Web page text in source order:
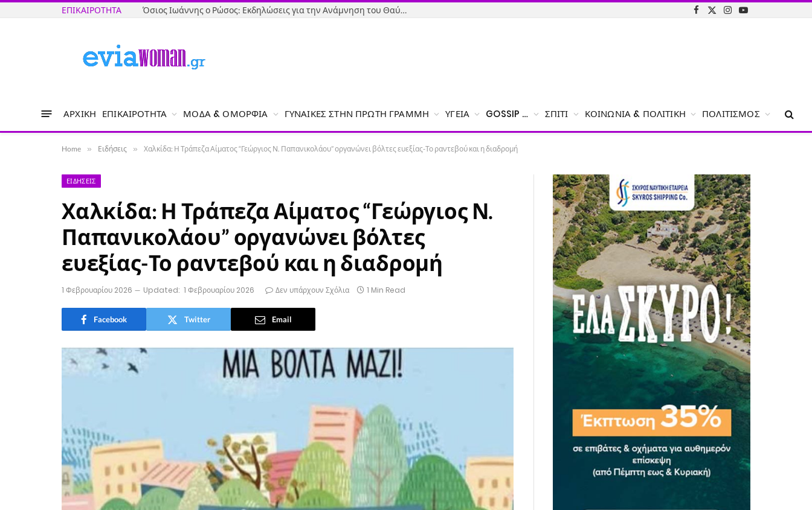
ΕΠΙΚΑΙΡΌΤΗΤΑ Όσιος Ιωάννης ο Ρώσος: Εκδηλώσεις για την Ανάμνηση του Θαύματος της κατάσβεσης της φωτιάς – Το πρόγραμμα
Facebook
X
Instagram
YouTube
ΑΡΧΙΚΉ ΕΠΙΚΑΙΡΌΤΗΤΑ ΜΌΔΑ & ΟΜΟΡΦΙΆ ΓΥΝΑΊΚΕΣ ΣΤΗΝ ΠΡΏΤΗ ΓΡΑΜΜΉ ΥΓΕΊΑ GOSSIP … ΣΠΊΤΙ ΚΟΙΝΩΝΊΑ & ΠΟΛΙΤΙΚΉ ΠΟΛΙΤΙΣΜΌΣ
Home » Ειδήσεις » Χαλκίδα: Η Τράπεζα Αίματος “Γεώργιος Ν. Παπανικολάου” οργανώνει βόλτες ευεξίας-Το ραντεβού και η διαδρομή
ΕΙΔΉΣΕΙΣ
Χαλκίδα: Η Τράπεζα Αίματος “Γεώργιος Ν.
Παπανικολάου” οργανώνει βόλτες
ευεξίας-Το ραντεβού και η διαδρομή
1 Φεβρουαρίου 2026 Updated: 1 Φεβρουαρίου 2026 Δεν υπάρχουν Σχόλια 1 Min Read
Facebook Twitter Email